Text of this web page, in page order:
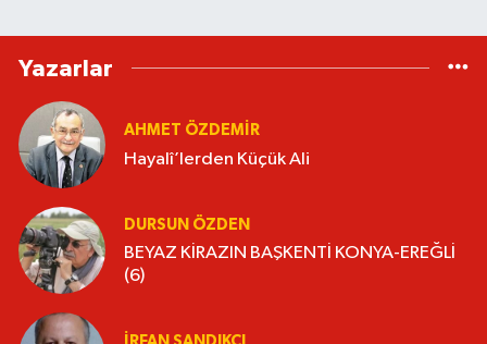
Yazarlar
AHMET ÖZDEMIR
Hayalî’lerden Küçük Ali
DURSUN ÖZDEN
BEYAZ KİRAZIN BAŞKENTİ KONYA-EREĞLİ
(6)